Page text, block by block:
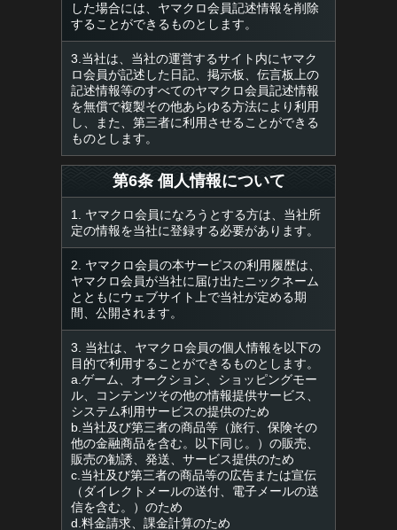
した場合には、ヤマクロ会員記述情報を削除
することができるものとします。
3.当社は、当社の運営するサイト内にヤマク
ロ会員が記述した日記、掲示板、伝言板上の
記述情報等のすべてのヤマクロ会員記述情報
を無償で複製その他あらゆる方法により利用
し、また、第三者に利用させることができる
ものとします。
第6条 個人情報について
1. ヤマクロ会員になろうとする方は、当社所
定の情報を当社に登録する必要があります。
2. ヤマクロ会員の本サービスの利用履歴は、
ヤマクロ会員が当社に届け出たニックネーム
とともにウェブサイト上で当社が定める期
間、公開されます。
3. 当社は、ヤマクロ会員の個人情報を以下の
目的で利用することができるものとします。
a.ゲーム、オークション、ショッピングモー
ル、コンテンツその他の情報提供サービス、
システム利用サービスの提供のため
b.当社及び第三者の商品等（旅行、保険その
他の金融商品を含む。以下同じ。）の販売、
販売の勧誘、発送、サービス提供のため
c.当社及び第三者の商品等の広告または宣伝
（ダイレクトメールの送付、電子メールの送
信を含む。）のため
d.料金請求、課金計算のため